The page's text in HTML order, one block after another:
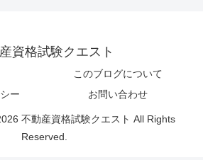
資格試験クエスト
このブログについて
ー
お問い合わせ
不動産資格試験クエスト All Rights
Reserved.